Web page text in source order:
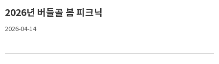
2026년 버들골 봄 피크닉
2026-04-14